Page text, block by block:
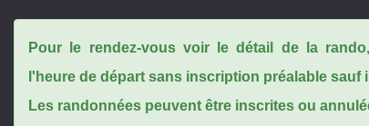
Pour le rendez-vous voir le détail de la
l'heure de départ sans inscription préalable sauf
Les randonnées peuvent être inscrites ou